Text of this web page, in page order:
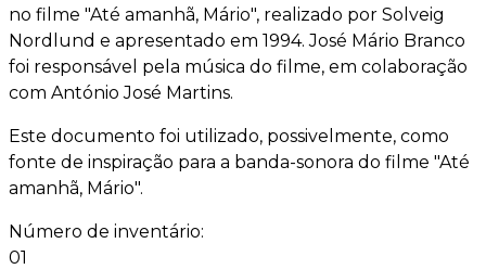
no filme "Até amanhã, Mário", realizado por Solveig
Nordlund e apresentado em 1994. José Mário Branco
foi responsável pela música do filme, em colaboração
com António José Martins.
Este documento foi utilizado, possivelmente, como
fonte de inspiração para a banda-sonora do filme "Até
amanhã, Mário".
Número de inventário:
01